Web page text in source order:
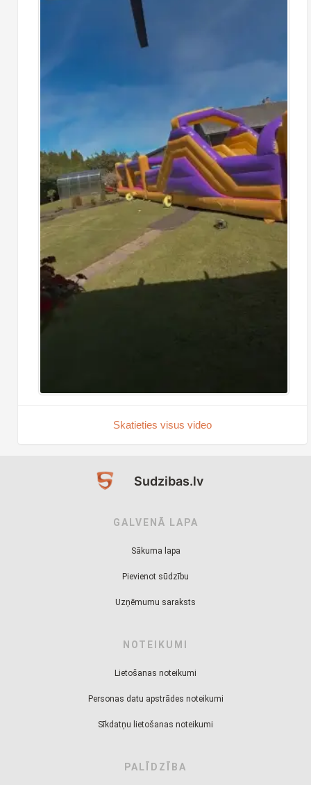
Skatieties visus video
Sudzibas.lv
GALVENĀ LAPA
Sākuma lapa
Pievienot sūdzību
Uzņēmumu saraksts
NOTEIKUMI
Lietošanas noteikumi
Personas datu apstrādes noteikumi
Sīkdatņu lietošanas noteikumi
PALĪDZĪBA